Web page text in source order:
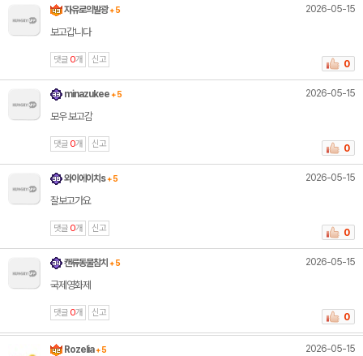
자유로의발광+ 5 2026-05-15
보고갑니다
댓글 0개 신고 0
minazukee+ 5 2026-05-15
모우 보고감
댓글 0개 신고 0
와이에이치s+ 5 2026-05-15
잘보고가요
댓글 0개 신고 0
캔류동물참치 + 5 2026-05-15
국제영화제
댓글 0개 신고 0
Rozelia+ 5 2026-05-15